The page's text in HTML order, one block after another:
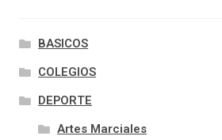
BASICOS
COLEGIOS
DEPORTE
Artes Marciales